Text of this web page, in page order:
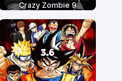
Crazy Zombie 9